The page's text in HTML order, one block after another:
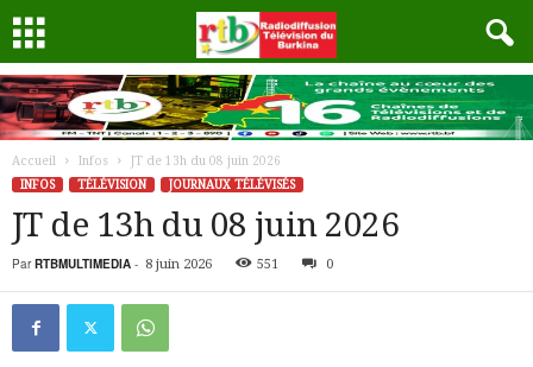
Accueil Infos
JT de 13h du 08 juin 2026
INFOS
TÉLÉVISION JOURNAUX TÉLÉVISÉS
JT de 13h du 08 juin 2026
Par RTBMULTIMEDIA - 8 juin 2026 551 0